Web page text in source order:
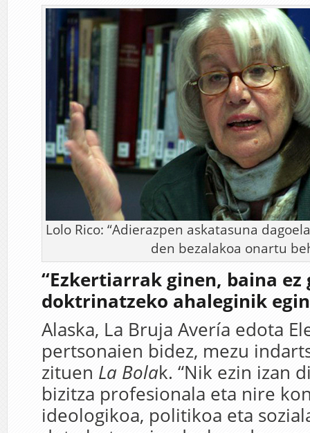
Lolo Rico: “Adierazpen askatasuna
den bezalakoa onartu
“Ezkertiarrak ginen, baina ez
doktrinatzeko ahaleginik
Alaska, La Bruja Avería edota
pertsonaien bidez, mezu
zituen La Bolak. “Nik ezin izan
bizitza profesionala eta nire
ideologikoa, politikoa eta